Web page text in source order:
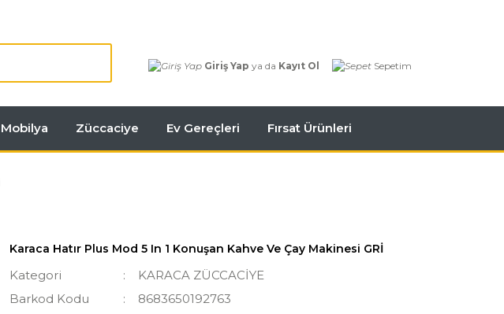
Giriş Yap ya da Kayıt Ol Sepetim
Mobilya Züccaciye Ev Gereçleri Fırsat Ürünleri
Karaca Hatır Plus Mod 5 In 1 Konuşan Kahve Ve Çay Makinesi GRİ
Kategori
KARACA ZÜCCACİYE
Barkod Kodu
8683650192763